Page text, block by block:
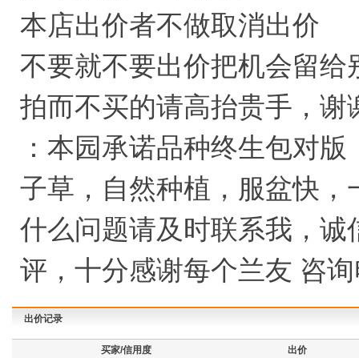
本店出价者不做取消出价
不要就不要出价把机会留给
拍而不买的请高抬贵手，谢
：本园承诺品种终生包对
子草，自然种植，服盆快
什么问题请及时联系我，
评，十分感谢每个兰友 咨
出价记录
买家/信用度 出价